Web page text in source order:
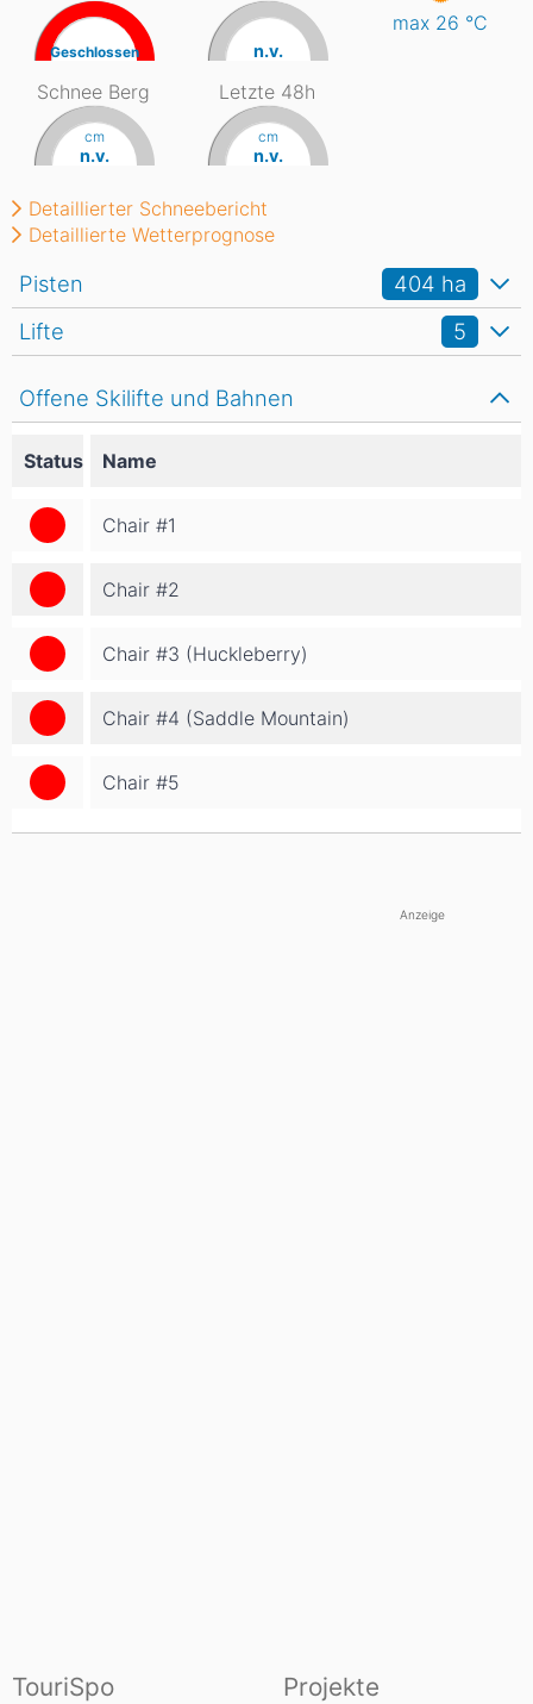
Offene Skilifte und Bahnen
Status Name
Chair #1
Chair #2
Chair #3 (Huckleberry)
Chair #4 (Saddle Mountain)
Chair #5
Lifte 5
Pisten 404 ha
Geschlossen n.v.
max 26 °C
Schnee Berg
cm
n.v.
Letzte 48h
cm
n.v.
Detaillierter Schneebericht
Detaillierte Wetterprognose
Anzeige
TouriSpo Projekte